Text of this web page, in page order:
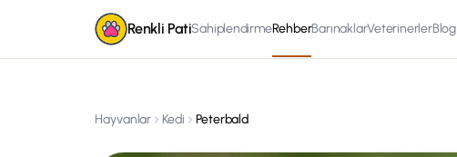
Renkli PatiSahiplendirmeRehberBarınaklarVeterinerlerBlog
Hayvanlar Kedi Peterbald